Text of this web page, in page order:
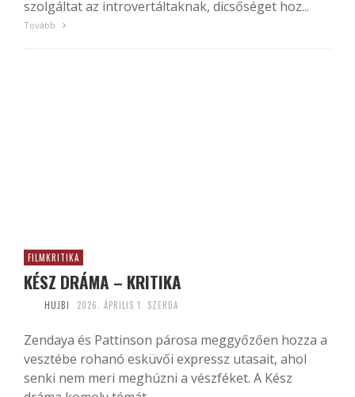
szolgáltat az introvertáltaknak, dicsőséget hoz...
Tovább
FILMKRITIKA
KÉSZ DRÁMA – KRITIKA
HUJBI 2026. ÁPRILIS 1. SZERDA
Zendaya és Pattinson párosa meggyőzően hozza a
vesztébe rohanó esküvői expressz utasait, ahol
senki nem meri meghúzni a vészféket. A Kész